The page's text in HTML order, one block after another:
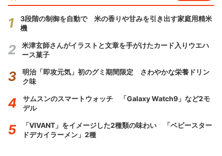
3段階の制御を自動で 米の香りや甘みを引き出す家庭用精米
機
米津玄師さんがイラストと文章を手がけたカード入りウエハ
ース菓子
明治「即攻元気」初のグミ期間限定 さわやかな栄養ドリン
ク味
サムスンのスマートウォッチ 「Galaxy Watch9」など2モ
デル
「VIVANT」をイメージした2種類の味わい 「ベビースター
ドデカイラーメン」2種